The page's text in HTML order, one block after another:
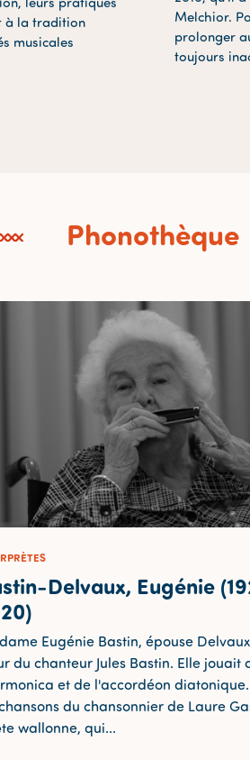
à la tradition
musicales
Melchior.
prolonger
toujours
Phonothèque
Delvaux, Eugénie
Eugénie Bastin, épouse
du chanteur Jules Bastin. Elle jouait
et de l'accordéon
du chansonnier de Laure
wallonne, qui...